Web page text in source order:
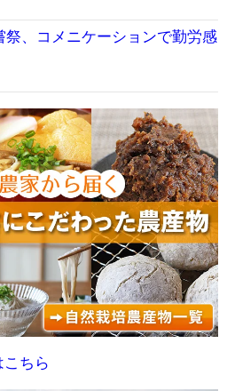
祭、コメニケーションで勤労感
ちら